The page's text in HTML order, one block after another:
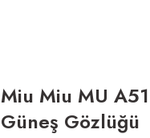
Miu Miu MU
Güneş Gözlüğü